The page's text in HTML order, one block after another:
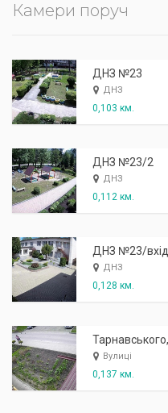
Камери поруч
ДНЗ №23
ДНЗ
0,103 км.
ДНЗ №23/2
ДНЗ
0,112 км.
ДНЗ №23/вхід
ДНЗ
0,128 км.
Вулиці
0,137 км.